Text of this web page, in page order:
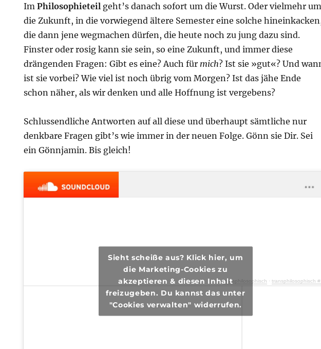
Im Philosophieteil geht’s danach sofort um die Wurst. Oder vielmehr um
die Zukunft, in die vorwiegend ältere Semester eine solche
die dann jene wegmachen dürfen, die heute noch zu jung dazu sind.
Finster oder rosig kann sie sein, so eine Zukunft, und immer diese
drängenden Fragen: Gibt es eine? Auch für mich? Ist sie »gut«? Und
ist sie vorbei? Wie viel ist noch übrig vom Morgen? Ist das jähe Ende
schon näher, als wir denken und alle Hoffnung ist vergebens?
Schlussendliche Antworten auf all diese und überhaupt sämtliche nur
denkbare Fragen gibt’s wie immer in der neuen Folge. Gönn sie Dir. Sei
ein Gönnjamin. Bis gleich!
transphilosophisch ·transphilosophisch #67 – Was auf uns Zukunft
Sieht scheiße aus? Klick hier, um
die Marketing-Cookies zu
akzeptieren & diesen Inhalt
freizugeben. Du kannst das unter
"Cookies verwalten" widerrufen.